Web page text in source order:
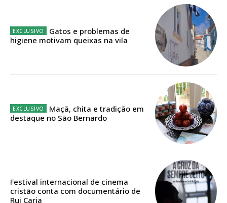
Sendo assinante terá acesso a todos os conteúdos exclusivos e versões
Escolha o plano de assinatura desejado:
32€
Edição em papel entregue à Quinta-feira em sua
casa
Gatos e problemas de
higiene motivam queixas na vila
Maçã, chita e tradição em
destaque no São Bernardo
Festival internacional de cinema
cristão conta com documentário de
Rui Caria